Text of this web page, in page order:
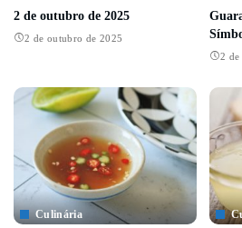
2 de outubro de 2025
2 de outubro de 2025
2
Culinária